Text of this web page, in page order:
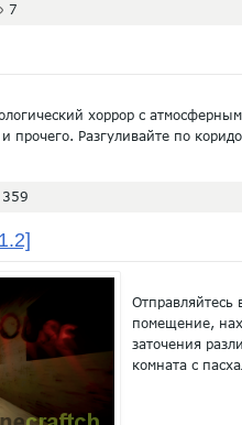
7
хоррор с
Разгуливайте по
359
Отправляйтесь
помещение,
заточения
комната с